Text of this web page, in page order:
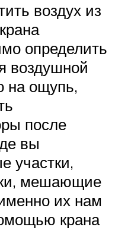
воздух из
определить
воздушной
на ощупь,
после
вы
участки,
мешающие
их нам
крана